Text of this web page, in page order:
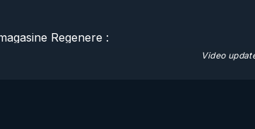
Regenere :
qui vont révéler la réalité de la manipulation
Video